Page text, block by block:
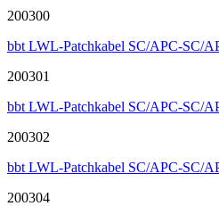
200300
bbt LWL-Patchkabel SC/APC-SC/
200301
bbt LWL-Patchkabel SC/APC-SC/
200302
bbt LWL-Patchkabel SC/APC-SC/
200304